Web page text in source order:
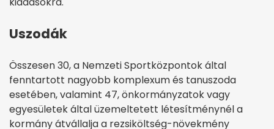
Uszodák
Összesen 30, a Nemzeti Sportközpontok által
fenntartott nagyobb komplexum és tanuszoda
esetében, valamint 47, önkormányzatok vagy
egyesületek által üzemeltetett létesítménynél a
kormány átvállalja a rezsiköltség-növekmény